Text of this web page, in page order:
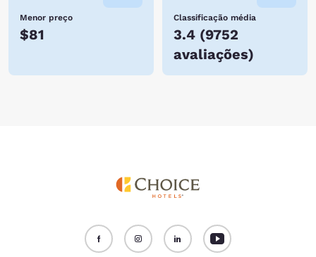
Menor preço
$81
Classificação média
3.4 (9752
avaliações)